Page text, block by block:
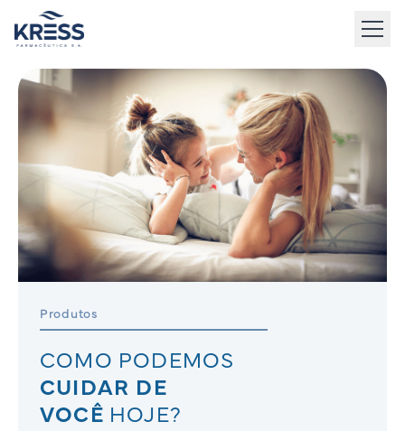
content
Produtos
COMO PODEMOS
CUIDAR DE
VOCÊ HOJE?